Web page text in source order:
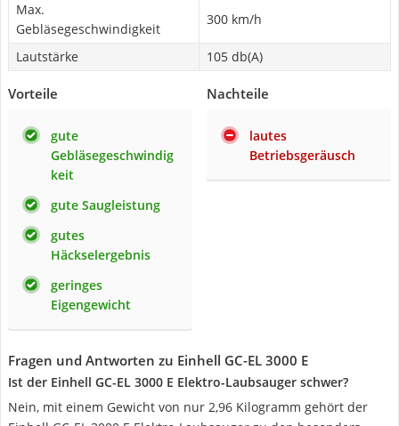
Max.
Gebläsegeschwindigkeit
300 km/h
Lautstärke 105 db(A)
Vorteile
gute
Gebläsegeschwindig
keit
gute Saugleistung
gutes
Häckselergebnis
geringes
Eigengewicht
Nachteile
lautes
Betriebsgeräusch
Fragen und Antworten zu Einhell GC-EL 3000 E
Ist der Einhell GC-EL 3000 E Elektro-Laubsauger schwer?
Nein, mit einem Gewicht von nur 2,96 Kilogramm gehört der